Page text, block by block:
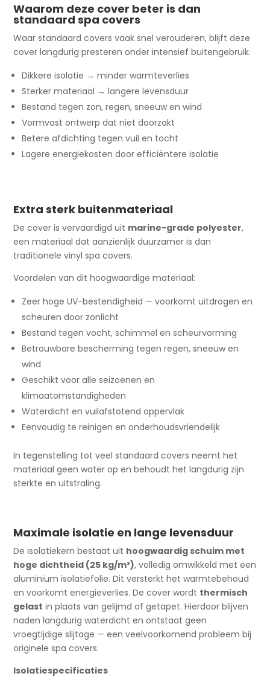
Waarom deze cover beter is dan
standaard spa covers
Waar standaard covers vaak snel verouderen, blijft deze
cover langdurig presteren onder intensief buitengebruik.
Dikkere isolatie → minder warmteverlies
Sterker materiaal → langere levensduur
Bestand tegen zon, regen, sneeuw en wind
Vormvast ontwerp dat niet doorzakt
Betere afdichting tegen vuil en tocht
Lagere energiekosten door efficiëntere isolatie
Extra sterk buitenmateriaal
De cover is vervaardigd uit marine-grade polyester,
een materiaal dat aanzienlijk duurzamer is dan
traditionele vinyl spa covers.
Voordelen van dit hoogwaardige materiaal:
Zeer hoge UV-bestendigheid — voorkomt uitdrogen en
scheuren door zonlicht
Bestand tegen vocht, schimmel en scheurvorming
Betrouwbare bescherming tegen regen, sneeuw en
wind
Geschikt voor alle seizoenen en
klimaatomstandigheden
Waterdicht en vuilafstotend oppervlak
Eenvoudig te reinigen en onderhoudsvriendelijk
In tegenstelling tot veel standaard covers neemt het
materiaal geen water op en behoudt het langdurig zijn
sterkte en uitstraling.
Maximale isolatie en lange levensduur
De isolatiekern bestaat uit hoogwaardig schuim met
hoge dichtheid (25 kg/m³), volledig omwikkeld met een
aluminium isolatiefolie. Dit versterkt het warmtebehoud
en voorkomt energieverlies. De cover wordt thermisch
gelast in plaats van gelijmd of getapet. Hierdoor blijven
naden langdurig waterdicht en ontstaat geen
vroegtijdige slijtage — een veelvoorkomend probleem bij
originele spa covers.
Isolatiespecificaties